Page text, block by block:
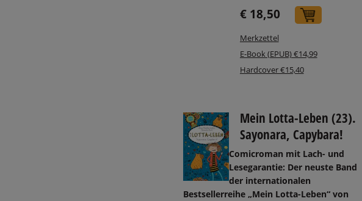
€ 18,50
Merkzettel
E-Book (EPUB) €14,99
Hardcover €15,40
Mein Lotta-Leben (23).
Sayonara, Capybara!
Comicroman mit Lach- und
Lesegarantie: Der neuste Band
der internationalen
Bestsellerreihe „Mein Lotta-Leben“ von